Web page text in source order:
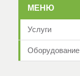
Услуги
Оборудование